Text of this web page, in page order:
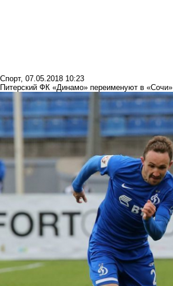
Спорт, 07.05.2018 10:23
Питерский ФК «Динамо» переименуют в «Сочи»